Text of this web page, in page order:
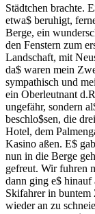
Städtchen brachte.
etwa$ beruhigt,
Berge, ein
den Fenstern zum
Landschaft, mit
da$ waren mein
sympathisch und
ein Oberleutnant
ungefähr, sondern
beschlo$sen, die
Hotel, dem
Kasino aßen. E$
nun in die Berge
gefreut. Wir fuhren
dann ging e$ hinauf
Skifahrer in buntem
wieder an zu